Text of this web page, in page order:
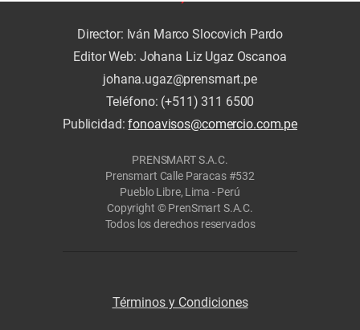
Director: Iván Marco Slocovich Pardo
Editor Web: Johana Liz Ugaz Oscanoa
johana.ugaz@prensmart.pe
Teléfono: (+511) 311 6500
Publicidad:fonoavisos@comercio.com.pe
PRENSMART S.A.C.
Prensmart Calle Paracas #532
Pueblo Libre, Lima - Perú
Copyright © PrenSmart S.A.C.
Todos los derechos reservados
Términos y Condiciones